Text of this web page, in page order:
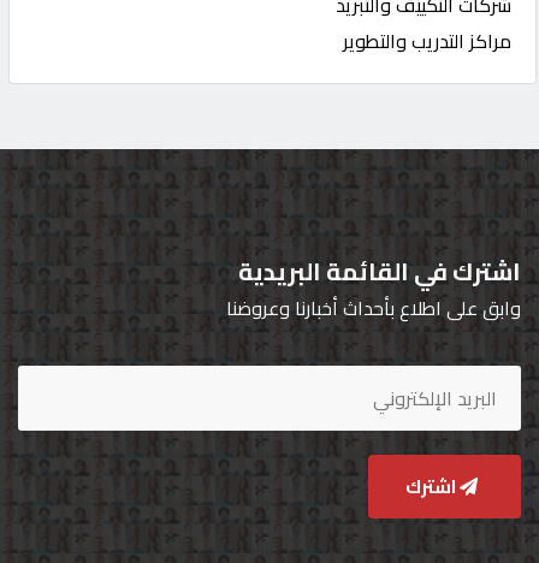
مراكز التدريب والتطوير
اشترك في القائمة البريدية
وابق على اطلاع بأحداث أخبارنا وعروضنا
اشترك